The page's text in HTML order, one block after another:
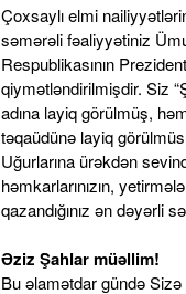
Çoxsaylı elmi
səmərəli fəaliyyətiniz
Respublikasının
qiymətləndirilmişdir. Siz
adına layiq görülmüş,
təqaüdünə layiq
Uğurlarına ürəkdən
həmkarlarınızın,
qazandığınız ən dəyərli
Əziz Şahlar müəllim!
Bu əlamətdar gündə